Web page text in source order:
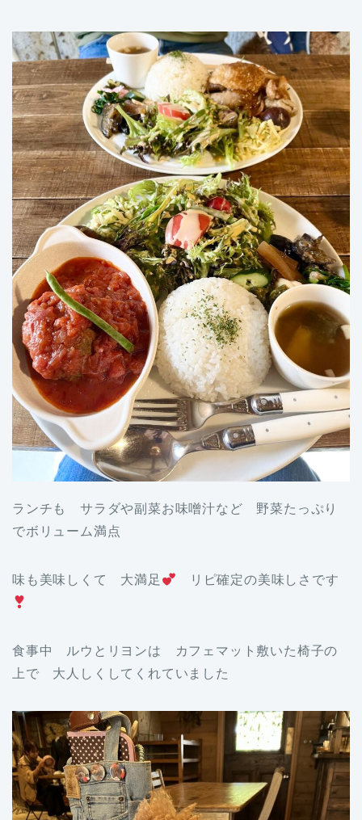
ランチも サラダや副菜お味噌汁など 野菜たっぷり
でボリューム満点
味も美味しくて 大満足 リピ確定の美味しさです
食事中 ルウとリヨンは カフェマット敷いた椅子の
上で 大人しくしてくれていました